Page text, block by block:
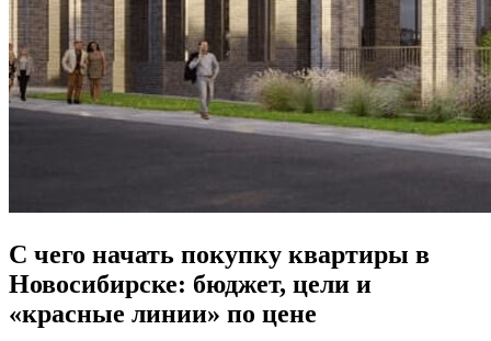
С чего начать покупку квартиры в
Новосибирске: бюджет, цели и
«красные линии» по цене